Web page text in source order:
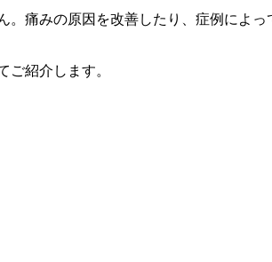
。 痛みの原因を改善したり、 症例によっ
ご紹介します。